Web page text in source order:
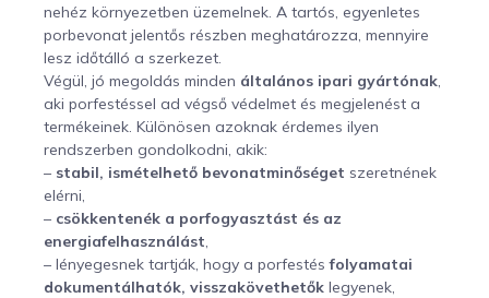
nehéz környezetben üzemelnek. A tartós, egyenletes
porbevonat jelentős részben meghatározza, mennyire
lesz időtálló a szerkezet.
Végül, jó megoldás minden általános ipari gyártónak
aki porfestéssel ad végső védelmet és megjelenést a
termékeinek. Különösen azoknak érdemes ilyen
rendszerben gondolkodni, akik:
– stabil, ismételhető bevonatminőséget szeretnének
elérni,
– csökkentenék a porfogyasztást és az
energiafelhasználást
– lényegesnek tartják, hogy a porfestésfolyamatai
dokumentálhatók, visszakövethetők legyenek,